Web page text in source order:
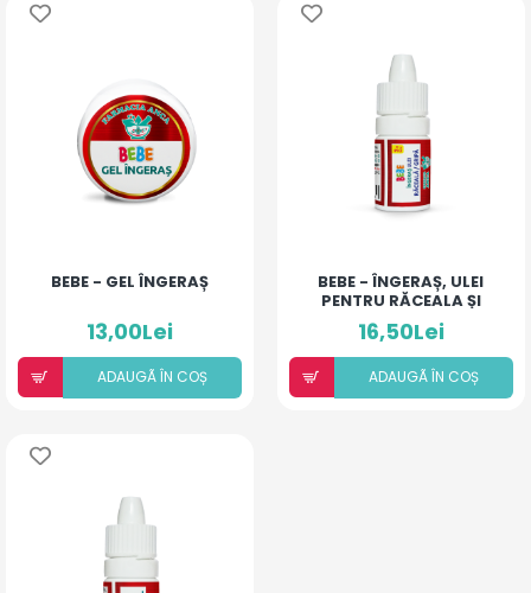
BEBE - GEL ÎNGERAȘ
13,00Lei
ADAUGÃ ÎN COȘ
BEBE - ÎNGERAȘ, ULEI
PENTRU RĂCEALA ȘI
GRIPĂ
16,50Lei
ADAUGÃ ÎN COȘ